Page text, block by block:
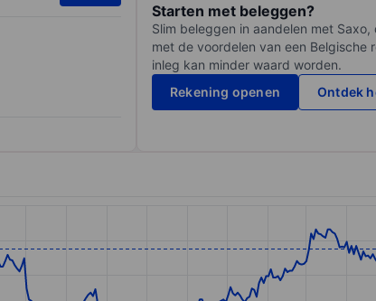
Starten met beleggen?
Slim beleggen in aandelen met
met de voordelen van een Belgische
inleg kan minder waard worden.
Rekening openen
Ontdek